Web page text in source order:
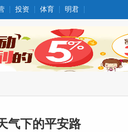
投资 体育 明君
气下的平安路